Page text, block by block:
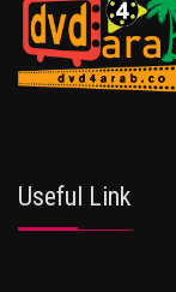
Useful Link